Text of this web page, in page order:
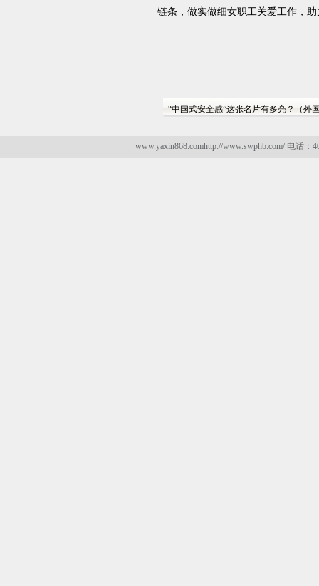
链条，做实做细女职工关爱工作，
“中国式安全感”这张名片有多亮？（外
www.yaxin868.comhttp://www.swphb.com/ 电话